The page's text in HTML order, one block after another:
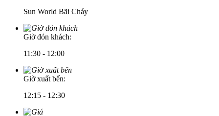
Sun World Bãi Cháy
Giờ đón khách:
11:30 - 12:00
Giờ xuất bến:
12:15 - 12:30